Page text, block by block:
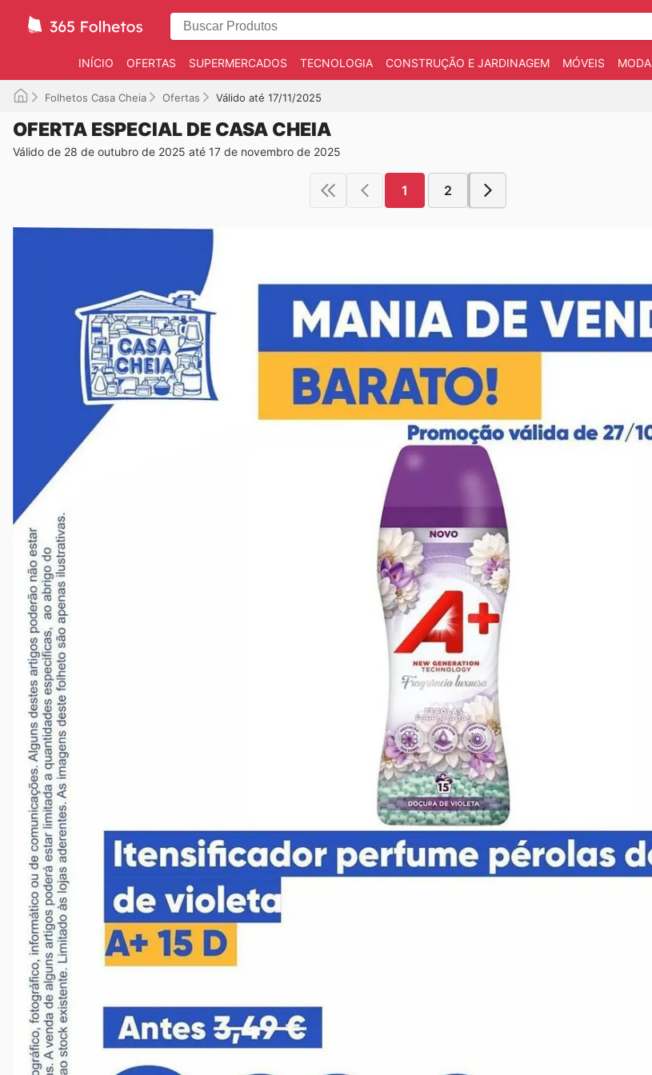
INÍCIO OFERTAS SUPERMERCADOS TECNOLOGIA CONSTRUÇÃO E JARDINAGEM MÓVEIS MODA
Folhetos Casa Cheia Ofertas Válido até 17/11/2025
OFERTA ESPECIAL DE CASA CHEIA
Válido de 28 de outubro de 2025 até 17 de novembro de 2025
1 2